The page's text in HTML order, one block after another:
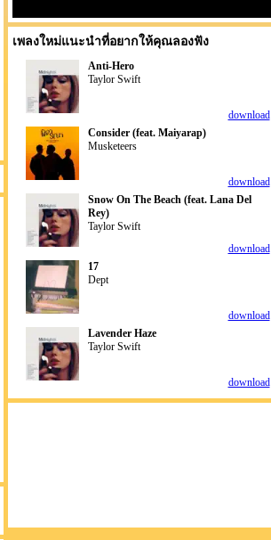
เพลงใหม่แนะนำที่อยากให้คุณลองฟัง
Anti-Hero
Taylor Swift
download
Consider (feat. Maiyarap)
Musketeers
download
Snow On The Beach (feat. Lana Del
Rey)
Taylor Swift
download
17
Dept
download
Lavender Haze
Taylor Swift
download